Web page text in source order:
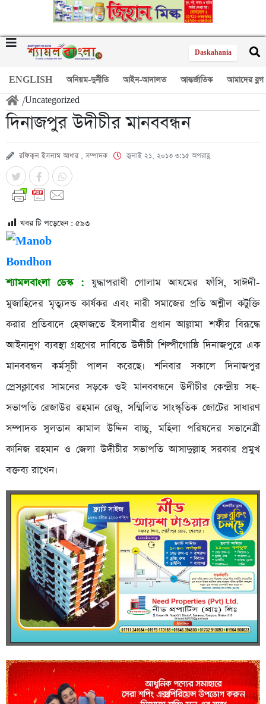
Daskahania
ENGLISH অনিয়ম-দুর্নীতি আইন-আদালত আন্তর্জাতিক আমাদের ব্লগ
/Uncategorized
দিনাজপুর উদীচীর মানববন্ধন
রফিকুল ইসলাম আধার , সম্পাদক জুলাই ২১, ২০১৩ ৩:১৫ অপরাহ্ণ
খবর টি পড়েছেন : ৫৯৩
শ্যামলবাংলা ডেস্ক : যুদ্ধাপরাধী গোলাম আযমের ফাঁসি, সাঈদী-
মুজাহিদের মৃত্যুদন্ড কার্যকর এবং নারী সমাজের প্রতি অশ্লীল কটুক্তি
করার প্রতিবাদে হেফাজতে ইসলামীর প্রধান আল্লামা শফীর বিরূদ্ধে
আইনানুগ ব্যবস্থা গ্রহণের দাবিতে উদীচী শিল্পীগোষ্ঠি দিনাজপুরে এক
মানববন্ধন কর্মসূচী পালন করেছে। শনিবার সকালে দিনাজপুর
প্রেসক্লাবের সামনের সড়কে ওই মানববন্ধনে উদীচীর কেন্দ্রীয় সহ-
সভাপতি রেজাউর রহমান রেজু, সম্মিলিত সাংস্কৃতিক জোটের সাধারণ
সম্পাদক সুলতান কামাল উদ্দিন বাচ্চু, মহিলা পরিষদের সভানেত্রী
কানিজ রহমান ও জেলা উদীচীর সভাপতি আসাদুল্লাহ সরকার প্রমুখ
বক্তব্য রাখেন।